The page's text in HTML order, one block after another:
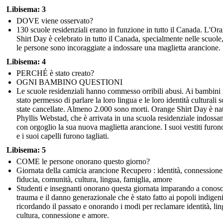
Libisema: 3
DOVE viene osservato?
130 scuole residenziali erano in funzione in tutto il Canada.
Shirt Day è celebrato in tutto il Canada, specialmente nelle
le persone sono incoraggiate a indossare una maglietta arancione.
Libisema: 4
PERCHÉ è stato creato?
OGNI BAMBINO QUESTIONI
Le scuole residenziali hanno commesso orribili abusi. Ai bambini
stato permesso di parlare la loro lingua e le loro identità culturali
state cancellate. Almeno 2.000 sono morti. Orange Shirt Day è
Phyllis Webstad, che è arrivata in una scuola residenziale
con orgoglio la sua nuova maglietta arancione. I suoi vestiti
e i suoi capelli furono tagliati.
Libisema: 5
COME le persone onorano questo giorno?
Giornata della camicia arancione Recupero : identità,
fiducia, comunità, cultura, lingua, famiglia, amore
Studenti e insegnanti onorano questa giornata imparando a
trauma e il danno generazionale che è stato fatto ai popoli
ricordando il passato e onorando i modi per reclamare identità,
cultura, connessione e amore.